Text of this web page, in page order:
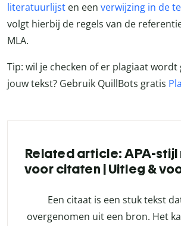
literatuurlijst en een verwijzing in de
volgt hierbij de regels van de
MLA.
Tip: wil je checken of er plagiaat
jouw tekst? Gebruik QuillBots gratis
Related article: APA-
voor citaten | Uitleg &
Een citaat is een stuk tekst
overgenomen uit een bron. Het